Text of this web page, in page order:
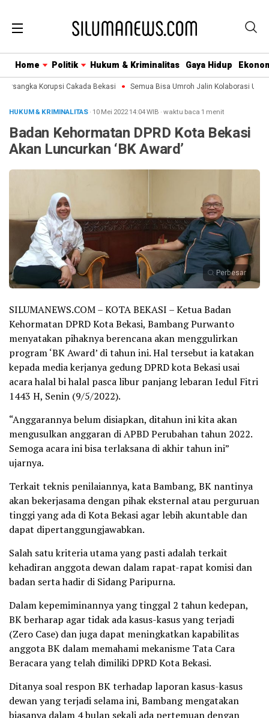
Home Politik Hukum & Kriminalitas Gaya Hidup
Korupsi Cakada Bekasi Semua Bisa Umroh Jalin Kolaborasi
HUKUM & KRIMINALITAS· 10 Mei 202214:04WIB ·waktu baca 1 menit
Badan Kehormatan DPRD Kota Bekasi
Akan Luncurkan ‘BK Award’
Perbesar
SILUMANEWS.COM – KOTA BEKASI – Ketua Badan
Kehormatan DPRD Kota Bekasi, Bambang Purwanto
menyatakan pihaknya berencana akan menggulirkan
program ‘BK Award’ di tahun ini. Hal tersebut ia katakan
kepada media kerjanya gedung DPRD kota Bekasi usai
acara halal bi halal pasca libur panjang lebaran Iedul Fitri
1443 H, Senin (9/5/2022).
“Anggarannya belum disiapkan, ditahun ini kita akan
mengusulkan anggaran di APBD Perubahan tahun 2022.
Semoga acara ini bisa terlaksana di akhir tahun ini”
ujarnya.
Terkait teknis penilaiannya, kata Bambang, BK nantinya
akan bekerjasama dengan pihak eksternal atau perguruan
tinggi yang ada di Kota Bekasi agar lebih akuntable dan
dapat dipertanggungjawabkan.
Salah satu kriteria utama yang pasti adalah terkait
kehadiran anggota dewan dalam rapat-rapat komisi dan
badan serta hadir di Sidang Paripurna.
Dalam kepemiminannya yang tinggal 2 tahun kedepan,
BK berharap agar tidak ada kasus-kasus yang terjadi
(Zero Case) dan juga dapat meningkatkan kapabilitas
anggota BK dalam memahami mekanisme Tata Cara
Beracara yang telah dimiliki DPRD Kota Bekasi.
Ditanya soal respon BK terhadap laporan kasus-kasus
dewan yang terjadi selama ini, Bambang mengatakan
biasanya dalam 4 bulan sekali ada pertemuan dengan